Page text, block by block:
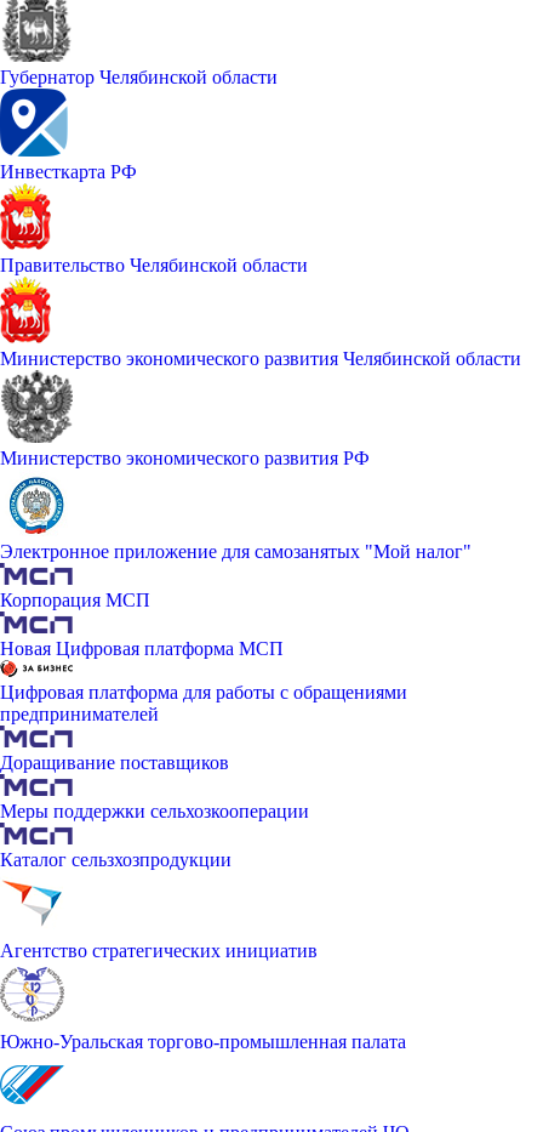
Губернатор Челябинской области
Инвесткарта РФ
Правительство Челябинской области
Министерство экономического развития Челябинской области
Министерство экономического развития РФ
Электронное приложение для самозанятых "Мой налог"
Корпорация МСП
Новая Цифровая платформа МСП
Цифровая платформа для работы с обращениями
предпринимателей
Доращивание поставщиков
Меры поддержки сельхозкооперации
Каталог сельзхозпродукции
Агентство стратегических инициатив
Южно-Уральская торгово-промышленная палата